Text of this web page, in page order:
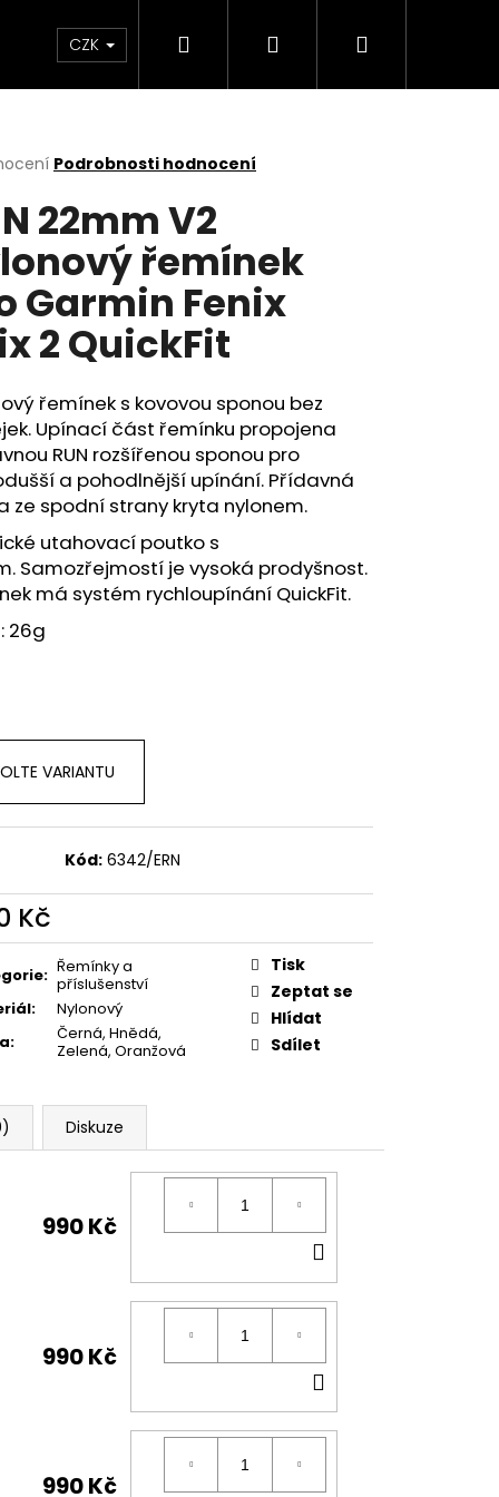
CZK Hledat PřihlášeníNákupní
Podrobnosti hodnocení
22mm V2
řemínek
Garmin Fenix
2 QuickFit
řemínek s kovovou sponou bez
Upínací část řemínku propojena
RUN rozšířenou sponou pro
a pohodlnější upínání. Přídavná
ze spodní strany kryta nylonem.
utahovací poutko s
Samozřejmostí je vysoká prodyšnost.
má systém rychloupínání QuickFit.
26g
VARIANTU
Kód: 6342/ERN
Kč
: Řemínky a
příslušenství
:
Nylonový
:
Černá, Hnědá,
Zelená, Oranžová
Tisk
Zeptat se
Hlídat
Sdílet
Diskuze
990 Kč
KOŠÍKU
990 Kč
KOŠÍKU
990 Kč